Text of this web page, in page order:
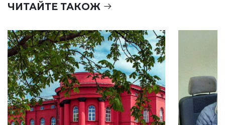
ЧИТАЙТЕ ТАКОЖ